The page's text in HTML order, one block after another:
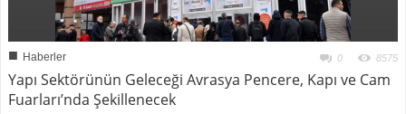
■ Haberler 0 8575
Yapı Sektörünün Geleceği Avrasya Pencere, Kapı ve Cam
Fuarları’nda Şekillenecek